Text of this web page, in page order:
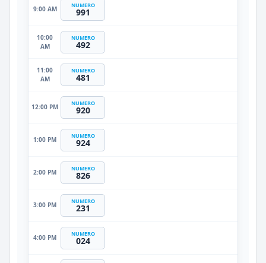
9:00 AM NUMERO
991
10:00
AM
NUMERO
492
11:00
AM
NUMERO
481
12:00 PM NUMERO
920
1:00 PM NUMERO
924
2:00 PM NUMERO
826
3:00 PM NUMERO
231
4:00 PM NUMERO
024